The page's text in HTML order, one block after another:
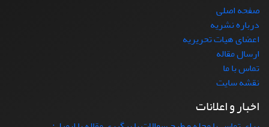
صفحه اصلی
درباره نشریه
اعضای هیات تحریریه
ارسال مقاله
تماس با ما
نقشه سایت
اخبار و اعلانات